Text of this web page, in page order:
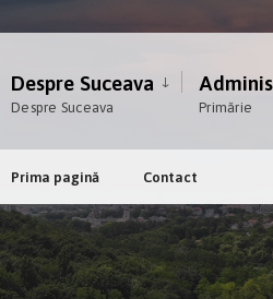
Despre Suceava
Despre Suceava Primărie
Prima pagină Contact